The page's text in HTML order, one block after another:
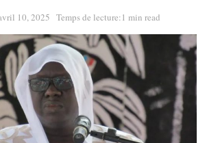
10, 2025 Temps de lecture:1 min read